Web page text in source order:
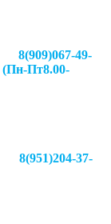
8(909)067-49-
8(951)204-37-